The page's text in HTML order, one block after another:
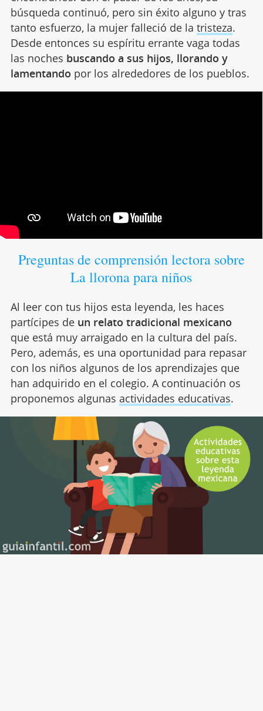
búsqueda continuó, pero sin éxito alguno y tras
tanto esfuerzo, la mujer falleció de la tristeza.
Desde entonces su espíritu errante vaga todas
las noches buscando a sus hijos, llorando y
lamentando por los alrededores de los pueblos.
Preguntas de comprensión lectora sobre
La llorona para niños
Al leer con tus hijos esta leyenda, les haces
partícipes de un relato tradicional mexicano
que está muy arraigado en la cultura del país.
Pero, además, es una oportunidad para repasar
con los niños algunos de los aprendizajes que
han adquirido en el colegio. A continuación os
proponemos algunas actividades educativas.